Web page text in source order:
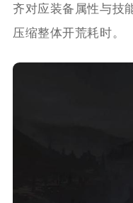
齐对应装备属性与技
压缩整体开荒耗时。